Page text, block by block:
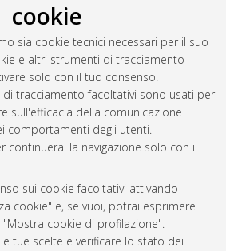
cookie
sia cookie tecnici necessari per il suo
e altri strumenti di tracciamento
solo con il tuo consenso.
tracciamento facoltativi sono usati per
sull'efficacia della comunicazione
comportamenti degli utenti.
continuerai la navigazione solo con i
sui cookie facoltativi attivando
cookie" e, se vuoi, potrai esprimere
cookie di profilazione".
tue scelte e verificare lo stato dei
Civile della regione Emilia-Romagna.
Corso di Studio inInformatica
ad accesso riservato.
generata ilThu Aug 6 20:53:53 2026
CEST